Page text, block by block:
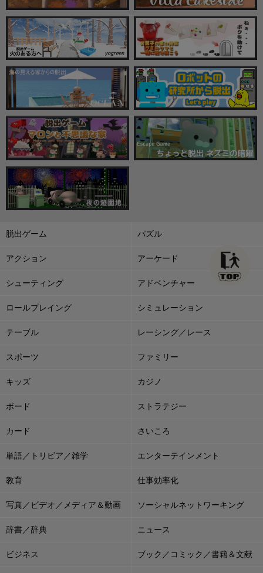
脱出ゲーム パズル
アクション アーケード
シューティング アドベンチャー
ロールプレイング シミュレーション
テーブル レーシング／レース
スポーツ ファミリー
キッズ カジノ
ボード ストラテジー
カード さいころ
単語／トリビア／雑学 エンターテインメント
教育 仕事効率化
写真／ビデオ／メディア＆動画 ソーシャルネットワーキング
辞書／辞典 ニュース
ビジネス ブック／コミック／書籍＆文献